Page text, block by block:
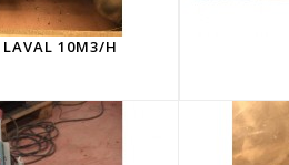
LAVAL 10M3/H